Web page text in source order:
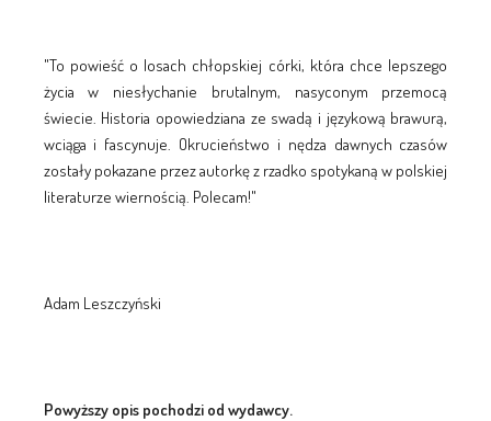
"To powieść o losach chłopskiej córki, która chce lepszego
życia w niesłychanie brutalnym, nasyconym przemocą
świecie. Historia opowiedziana ze swadą i językową brawurą,
wciąga i fascynuje. Okrucieństwo i nędza dawnych czasów
zostały pokazane przez autorkę z rzadko spotykaną w polskiej
literaturze wiernością. Polecam!"
Adam Leszczyński
Powyższy opis pochodzi od wydawcy.